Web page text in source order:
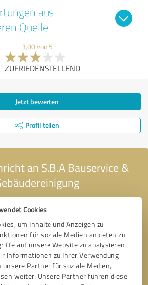
Cookies
um Inhalte und Anzeigen zu
für soziale Medien anbieten zu
auf unsere Website zu analysieren.
Informationen zu Ihrer Verwendung
unsere Partner für soziale Medien,
weiter. Unsere Partner führen diese
aus
Quelle
3,00 von 5
ZUFRIEDENSTELLEND
Jetzt bewerten
Profil teilen
an S.B.A Bauservice &